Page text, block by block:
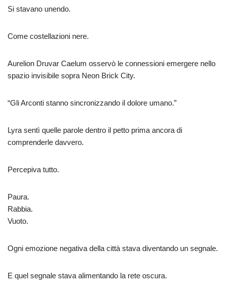
Si stavano unendo.
Come costellazioni nere.
Aurelion Druvar Caelum osservò le connessioni emergere nello
spazio invisibile sopra Neon Brick City.
“Gli Arconti stanno sincronizzando il dolore umano.”
Lyra sentì quelle parole dentro il petto prima ancora di
comprenderle davvero.
Percepiva tutto.
Paura.
Rabbia.
Vuoto.
Ogni emozione negativa della città stava diventando un segnale.
E quel segnale stava alimentando la rete oscura.